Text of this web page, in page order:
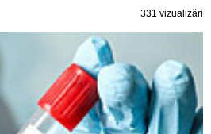
331 vizualizări